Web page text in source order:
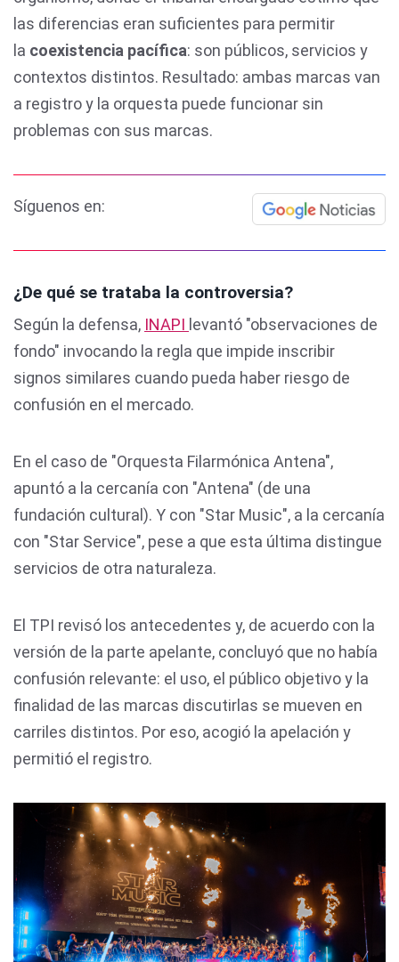
las diferencias eran suficientes para permitir
la coexistencia pacífica: son públicos, servicios y
contextos distintos. Resultado: ambas marcas van
a registro y la orquesta puede funcionar sin
problemas con sus marcas.
Síguenos en:
¿De qué se trataba la controversia?
Según la defensa, INAPI levantó "observaciones de
fondo" invocando la regla que impide inscribir
signos similares cuando pueda haber riesgo de
confusión en el mercado.
En el caso de "Orquesta Filarmónica Antena",
apuntó a la cercanía con "Antena" (de una
fundación cultural). Y con "Star Music", a la cercanía
con "Star Service", pese a que esta última distingue
servicios de otra naturaleza.
El TPI revisó los antecedentes y, de acuerdo con la
versión de la parte apelante, concluyó que no había
confusión relevante: el uso, el público objetivo y la
finalidad de las marcas discutirlas se mueven en
carriles distintos. Por eso, acogió la apelación y
permitió el registro.